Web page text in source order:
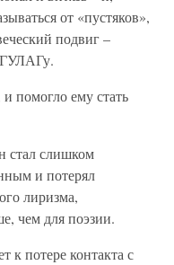
от «пустяков»,
подвиг –
ГУЛАГу.
помогло ему стать
стал слишком
и потерял
лиризма,
чем для поэзии.
к потере контакта с